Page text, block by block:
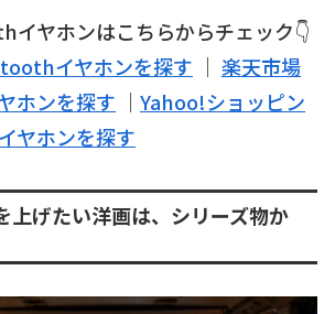
ヤホンはこちらからチェック👇
イヤホンを探す ｜ 楽天市場
ホンを探す ｜ Yahoo!ショッピン
ヤホンを探す
上げたい洋画は、シリーズ物か